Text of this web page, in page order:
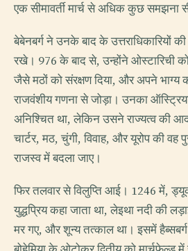
एक सीमावर्ती मार्च से अधिक कुछ समझना
बेबेनबर्ग ने उनके बाद के उत्तराधिकारियों
रखे। 976 के बाद से, उन्होंने ओस्टारिची
जैसे मठों को संरक्षण दिया, और अपने भाग्य
राजवंशीय गणना से जोड़ा। उनका
अनिश्चित था, लेकिन उसने राज्यत्व की
चार्टर, मठ, चुंगी, विवाह, और यूरोप की वह
राजस्व में बदला जाए।
फिर तलवार से विलुप्ति आई। 1246 में,
युद्धप्रिय कहा जाता था, लेइथा नदी की
मर गए, और शून्य तत्काल था। इसमें